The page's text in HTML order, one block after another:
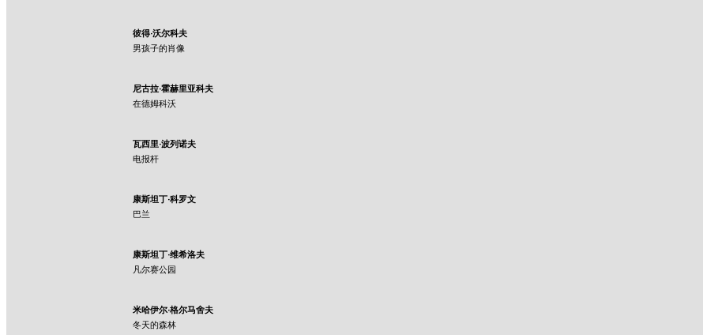
彼得·沃尔科夫
男孩子的肖像
尼古拉·霍赫里亚科夫
在德姆科沃
瓦西里·波列诺夫
电报杆
康斯坦丁·科罗文
巴兰
康斯坦丁·维希洛夫
凡尔赛公园
米哈伊尔·格尔马舍夫
冬天的森林